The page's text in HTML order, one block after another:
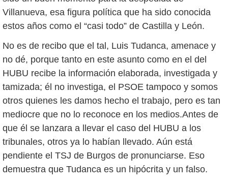
Villanueva, esa figura política que ha sido conocida
estos años como el “casi todo” de Castilla y León.
No es de recibo que el tal, Luis Tudanca, amenace y
no dé, porque tanto en este asunto como en el del
HUBU recibe la información elaborada, investigada y
tamizada; él no investiga, el PSOE tampoco y somos
otros quienes les damos hecho el trabajo, pero es tan
mediocre que no lo reconoce en los medios.Antes de
que él se lanzara a llevar el caso del HUBU a los
tribunales, otros ya lo habían llevado. Aún está
pendiente el TSJ de Burgos de pronunciarse. Eso
demuestra que Tudanca es un hipócrita y un falso.